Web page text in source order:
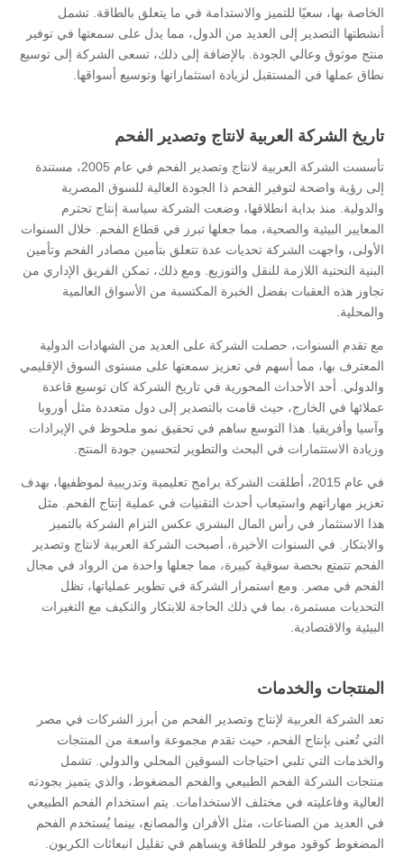
الخاصة بها، سعيًا للتميز والاستدامة في ما يتعلق بالطاقة. تشمل
أنشطتها التصدير إلى العديد من الدول، مما يدل على سمعتها في توفير
منتج موثوق وعالي الجودة. بالإضافة إلى ذلك، تسعى الشركة إلى توسيع
نطاق عملها في المستقبل لزيادة استثماراتها وتوسيع أسواقها.
تاريخ الشركة العربية لانتاج وتصدير الفحم
تأسست الشركة العربية لانتاج وتصدير الفحم في عام 2005، مستندة
إلى رؤية واضحة لتوفير الفحم ذا الجودة العالية للسوق المصرية
والدولية. منذ بداية انطلاقها، وضعت الشركة سياسة إنتاج تحترم
المعايير البيئية والصحية، مما جعلها تبرز في قطاع الفحم. خلال السنوات
الأولى، واجهت الشركة تحديات عدة تتعلق بتأمين مصادر الفحم وتأمين
البنية التحتية اللازمة للنقل والتوزيع. ومع ذلك، تمكن الفريق الإداري من
تجاوز هذه العقبات بفضل الخبرة المكتسبة من الأسواق العالمية
والمحلية.
مع تقدم السنوات، حصلت الشركة على العديد من الشهادات الدولية
المعترف بها، مما أسهم في تعزيز سمعتها على مستوى السوق الإقليمي
والدولي. أحد الأحداث المحورية في تاريخ الشركة كان توسيع قاعدة
عملائها في الخارج، حيث قامت بالتصدير إلى دول متعددة مثل أوروبا
وآسيا وأفريقيا. هذا التوسع ساهم في تحقيق نمو ملحوظ في الإيرادات
وزيادة الاستثمارات في البحث والتطوير لتحسين جودة المنتج.
في عام 2015، أطلقت الشركة برامج تعليمية وتدريبية لموظفيها، بهدف
تعزيز مهاراتهم واستيعاب أحدث التقنيات في عملية إنتاج الفحم. مثل
هذا الاستثمار في رأس المال البشري عكس التزام الشركة بالتميز
والابتكار. في السنوات الأخيرة، أصبحت الشركة العربية لانتاج وتصدير
الفحم تتمتع بحصة سوقية كبيرة، مما جعلها واحدة من الرواد في مجال
الفحم في مصر. ومع استمرار الشركة في تطوير عملياتها، تظل
التحديات مستمرة، بما في ذلك الحاجة للابتكار والتكيف مع التغيرات
البيئية والاقتصادية.
المنتجات والخدمات
تعد الشركة العربية لإنتاج وتصدير الفحم من أبرز الشركات في مصر
التي تُعنى بإنتاج الفحم، حيث تقدم مجموعة واسعة من المنتجات
والخدمات التي تلبي احتياجات السوقين المحلي والدولي. تشمل
منتجات الشركة الفحم الطبيعي والفحم المضغوط، والذي يتميز بجودته
العالية وفاعليته في مختلف الاستخدامات. يتم استخدام الفحم الطبيعي
في العديد من الصناعات، مثل الأفران والمصانع، بينما يُستخدم الفحم
المضغوط كوقود موفر للطاقة ويساهم في تقليل انبعاثات الكربون.